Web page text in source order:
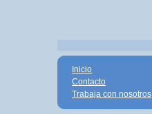
Inicio
Contacto
Trabaja con nosotros